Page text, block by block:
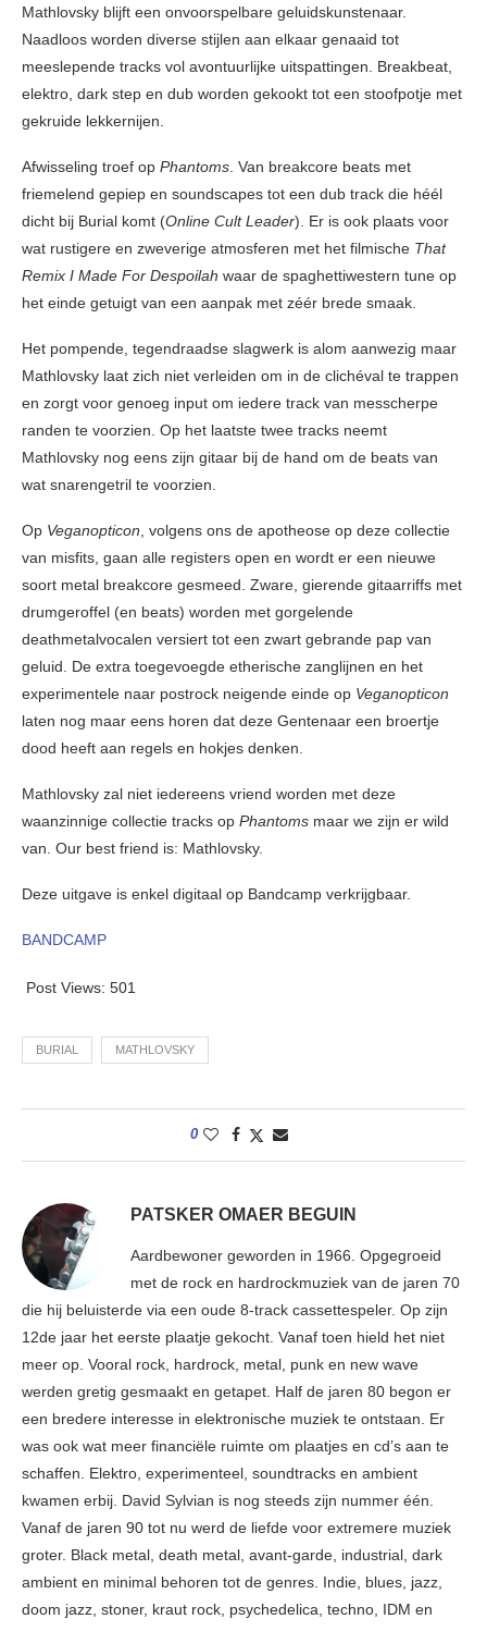
Mathlovsky blijft een onvoorspelbare geluidskunstenaar.
Naadloos worden diverse stijlen aan elkaar genaaid tot
meeslepende tracks vol avontuurlijke uitspattingen. Breakbeat,
elektro, dark step en dub worden gekookt tot een stoofpotje met
gekruide lekkernijen.
Afwisseling troef op Phantoms. Van breakcore beats met
friemelend gepiep en soundscapes tot een dub track die héél
dicht bij Burial komt (Online Cult Leader). Er is ook plaats voor
wat rustigere en zweverige atmosferen met het filmische That
Remix I Made For Despoilah waar de spaghettiwestern tune op
het einde getuigt van een aanpak met zéér brede smaak.
Het pompende, tegendraadse slagwerk is alom aanwezig maar
Mathlovsky laat zich niet verleiden om in de clichéval te trappen
en zorgt voor genoeg input om iedere track van messcherpe
randen te voorzien. Op het laatste twee tracks neemt
Mathlovsky nog eens zijn gitaar bij de hand om de beats van
wat snarengetril te voorzien.
Op Veganopticon, volgens ons de apotheose op deze collectie
van misfits, gaan alle registers open en wordt er een nieuwe
soort metal breakcore gesmeed. Zware, gierende gitaarriffs met
drumgeroffel (en beats) worden met gorgelende
deathmetalvocalen versiert tot een zwart gebrande pap van
geluid. De extra toegevoegde etherische zanglijnen en het
experimentele naar postrock neigende einde op Veganopticon
laten nog maar eens horen dat deze Gentenaar een broertje
dood heeft aan regels en hokjes denken.
Mathlovsky zal niet iedereens vriend worden met deze
waanzinnige collectie tracks op Phantoms maar we zijn er wild
van. Our best friend is: Mathlovsky.
Deze uitgave is enkel digitaal op Bandcamp verkrijgbaar.
BANDCAMP
Post Views: 501
BURIAL MATHLOVSKY
0
PATSKER OMAER BEGUIN
Aardbewoner geworden in 1966. Opgegroeid
met de rock en hardrockmuziek van de jaren 70
die hij beluisterde via een oude 8-track cassettespeler. Op zijn
12de jaar het eerste plaatje gekocht. Vanaf toen hield het niet
meer op. Vooral rock, hardrock, metal, punk en new wave
werden gretig gesmaakt en getapet. Half de jaren 80 begon er
een bredere interesse in elektronische muziek te ontstaan. Er
was ook wat meer financiële ruimte om plaatjes en cd’s aan te
schaffen. Elektro, experimenteel, soundtracks en ambient
kwamen erbij. David Sylvian is nog steeds zijn nummer één.
Vanaf de jaren 90 tot nu werd de liefde voor extremere muziek
groter. Black metal, death metal, avant-garde, industrial, dark
ambient en minimal behoren tot de genres. Indie, blues, jazz,
doom jazz, stoner, kraut rock, psychedelica, techno, IDM en